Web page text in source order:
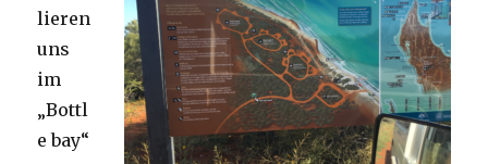
lieren
uns
im
„Bottl
e bay“